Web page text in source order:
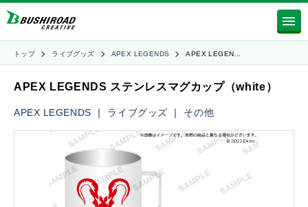
トップ ライブグッズ APEX LEGENDS APEX LEGEN…
APEX LEGENDS ステンレスマグカップ（white）
APEX LEGENDS ｜ ライブグッズ ｜ その他